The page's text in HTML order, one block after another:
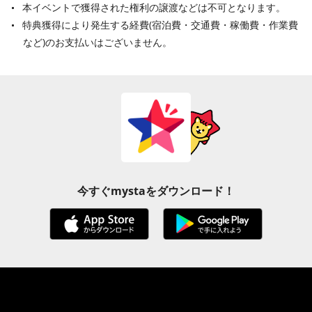
本イベントで獲得された権利の譲渡などは不可となります。
特典獲得により発生する経費(宿泊費・交通費・稼働費・作業費
など)のお支払いはございません。
今すぐmystaをダウンロード！